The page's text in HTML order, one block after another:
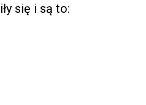
się i są to: